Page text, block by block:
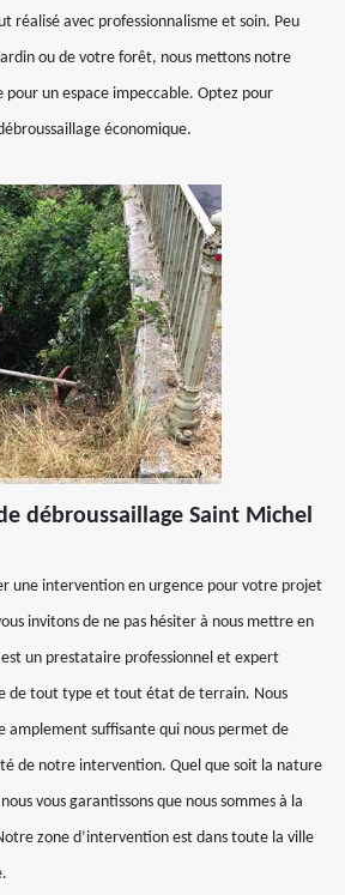
réalisé avec professionnalisme et soin. Peu
ou de votre forêt, nous mettons notre
un espace impeccable. Optez pour
économique.
débroussaillage Saint Michel
une intervention en urgence pour votre projet
invitons de ne pas hésiter à nous mettre en
un prestataire professionnel et expert
de tout type et tout état de terrain. Nous
amplement suffisante qui nous permet de
de notre intervention. Quel que soit la nature
vous garantissons que nous sommes à la
zone d’intervention est dans toute la ville